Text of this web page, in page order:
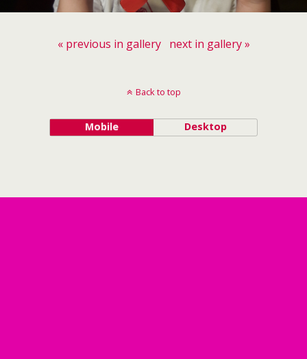
« previous in gallery next in gallery »
Back to top
Mobile Desktop